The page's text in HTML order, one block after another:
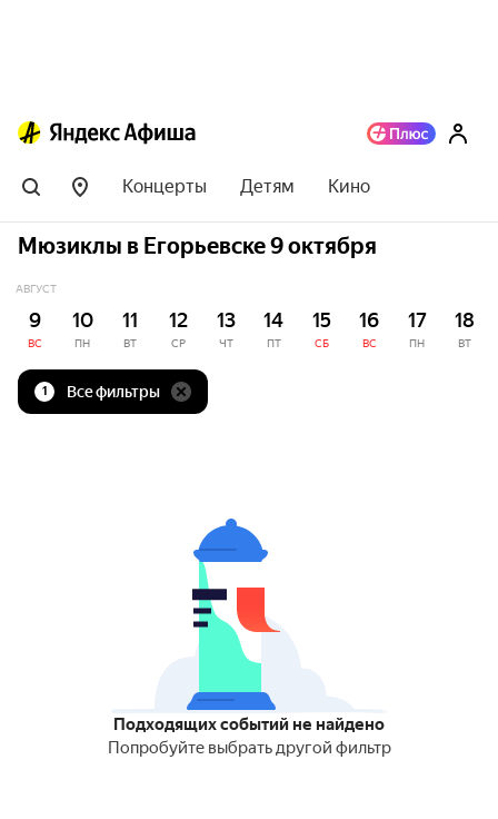
Концерты Детям Кино
Мюзиклы в Егорьевске 9 октября
АВГУСТ
9
ВС
10
ПН
11
ВТ
12
СР
13
ЧТ
14
ПТ
15
СБ
16
ВС
17
ПН
18
ВТ
1 Все фильтры
Подходящих событий не найдено
Попробуйте выбрать другой фильтр